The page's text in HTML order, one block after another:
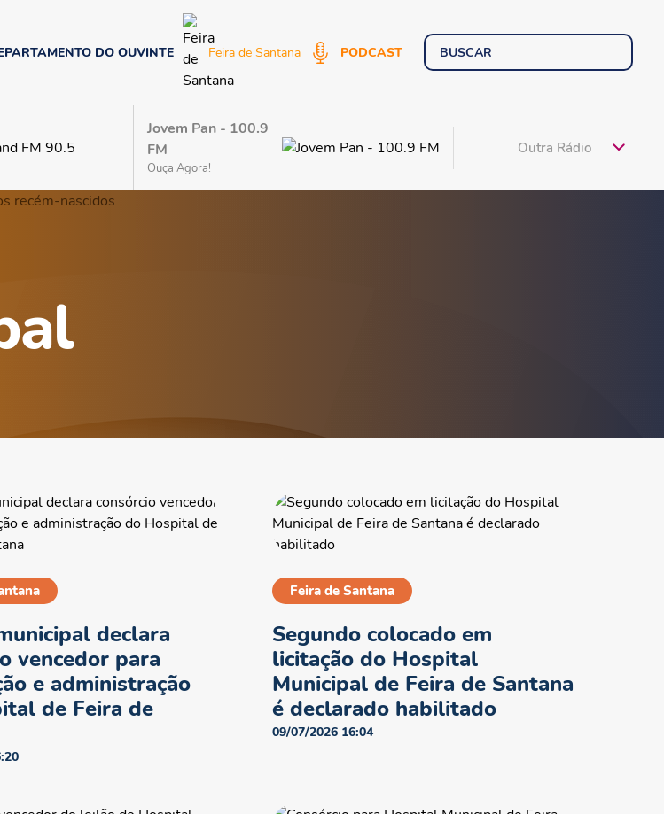
DO OUVINTE Feira de Santana PODCAST
Jovem Pan - 100.9
FM
Ouça Agora!
Outra Rádio
declara
vencedor para
e administração
de Feira de
Feira de Santana
Segundo colocado em
licitação do Hospital
Municipal de Feira de Santana
é declarado habilitado
09/07/2026 16:04